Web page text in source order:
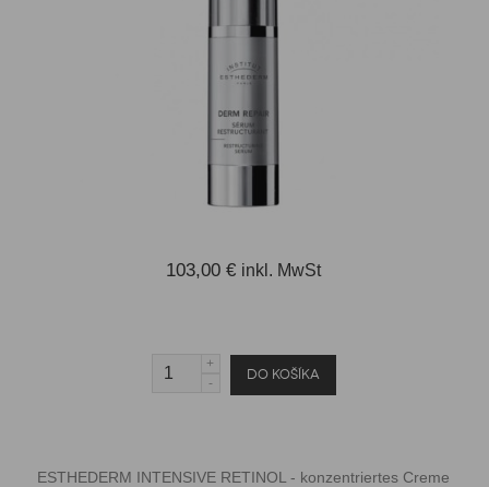
103,00 € inkl. MwSt
ESTHEDERM INTENSIVE RETINOL - konzentriertes Creme